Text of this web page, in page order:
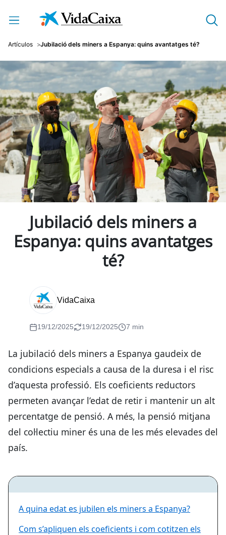
Salta al contingut principal
Artículos Jubilació dels miners a Espanya: quins avantatges té?
Jubilació dels miners a
Espanya: quins avantatges
té?
VidaCaixa
19/12/2025 19/12/2025 7 min
La jubilació dels miners a Espanya gaudeix de
condicions especials a causa de la duresa i el risc
d’aquesta professió. Els coeficients reductors
permeten avançar l’edat de retir i mantenir un alt
percentatge de pensió. A més, la pensió mitjana
del col·lectiu miner és una de les més elevades del
país.
A quina edat es jubilen els miners a Espanya?
Com s’apliquen els coeficients i com cotitzen els